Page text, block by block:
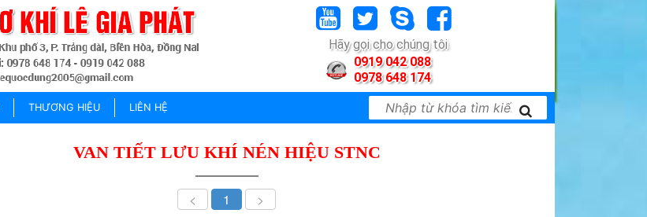
Hãy gọi cho chúng tôi
0919 042 088
0978 648 174
THƯƠNG HIỆU LIÊN HỆ
VAN TIẾT LƯU KHÍ NÉN HIỆU STNC
< 1 >